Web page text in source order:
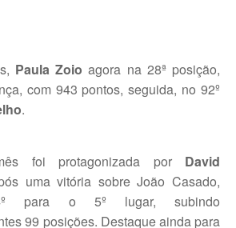
VIII
Paula Zoio agora na 28ª posição,
com 943 pontos, seguida, no 92º
.
foi protagonizada por David
uma vitória sobre João Casado,
para o 5º lugar, subindo
99 posições. Destaque ainda para